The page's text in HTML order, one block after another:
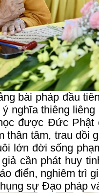
bài pháp đầu
nghĩa thiêng
được Đức Phật
thân tâm, trau dồi
lớn đời sống
cần phát huy
điển, nghiêm trì
sự Đạo pháp